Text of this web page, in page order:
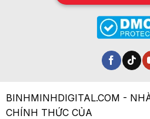
BINHMINHDIGITAL.COM -
CHÍNH THỨC CỦA